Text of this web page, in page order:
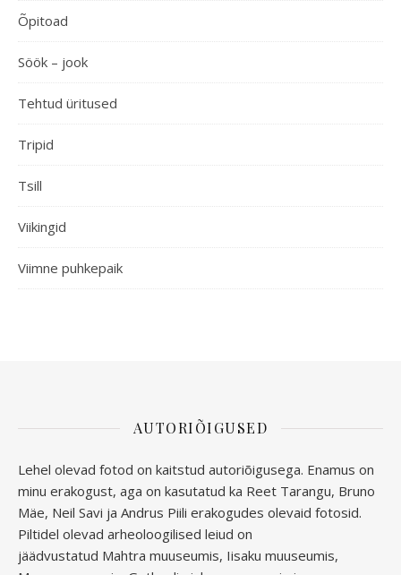
Õpitoad
Söök – jook
Tehtud üritused
Tripid
Tsill
Viikingid
Viimne puhkepaik
AUTORIÕIGUSED
Lehel olevad fotod on kaitstud autoriõigusega. Enamus on
minu erakogust, aga on kasutatud ka Reet Tarangu, Bruno
Mäe, Neil Savi ja Andrus Piili erakogudes olevaid fotosid.
Piltidel olevad arheoloogilised leiud on
jäädvustatud Mahtra muuseumis, Iisaku muuseumis,